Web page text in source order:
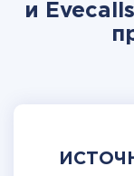
и